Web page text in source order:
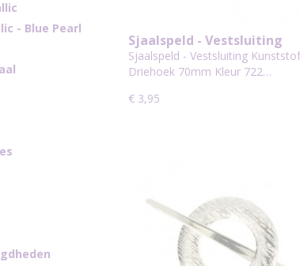
- Blue Pearl
Sjaalspeld - Vestsluiting
Kunststof Driehoek 70mm
722
Sjaalspeld - Vestsluiting Kunststof
Driehoek 70mm Kleur 722…
€ 3,95